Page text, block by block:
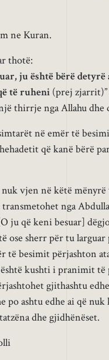
ne Kuran.
thotë:
ju është bërë
të ruheni (prej zjarrit)”
thirrje nga Allahu dhe
në emër të
që kanë bërë
vjen në këtë mënyrë
nga
ju që keni besuar]
ose sherr për tu
të besimit përjashton
kushti i pranimit të
gjithashtu
po ashtu edhe ai që
dhe gjidhënëset.